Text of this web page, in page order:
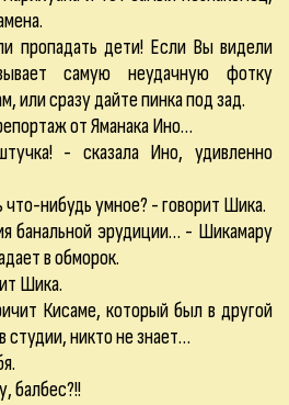
пропадать дети! Если Вы видели
самую неудачную фотку
или сразу дайте пинка под зад.
от Яманака Ино…
- сказала Ино, удивленно
нибудь умное? - говорит Шика.
банальной эрудиции… - Шикамару
в обморок.
Шика.
Кисаме, который был в другой
студии, никто не знает…
балбес?!!